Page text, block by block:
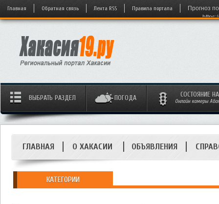
Главная Обратная связь Лента RSS Правила портала
Прогноз
ВЫБРАТЬ РАЗДЕЛ ПОГОДА СОСТОЯНИЕ
Онлайн камеры
ГЛАВНАЯ О ХАКАСИИ ОБЪЯВЛЕНИЯ
КАТЕГОРИИ